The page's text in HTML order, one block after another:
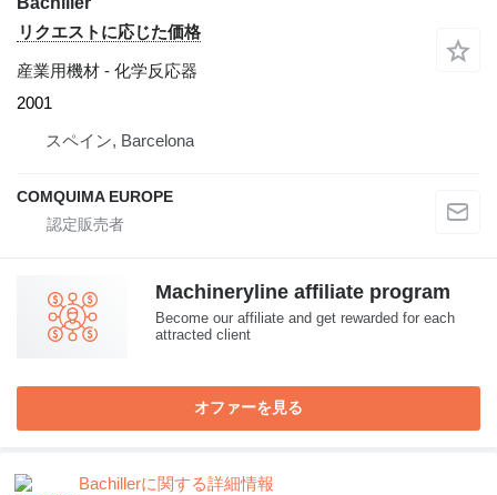
リクエストに応じた価格
産業用機材 - 化学反応器
2001
スペイン, Barcelona
COMQUIMA EUROPE
Machineryline affiliate program
Become our affiliate and get rewarded for each
attracted client
オファーを見る
Bachillerに関する詳細情報